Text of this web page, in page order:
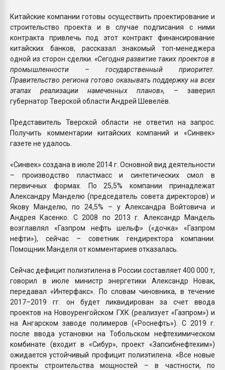
Китайские компании готовы осуществить проектирование и
строительство проекта и в случае подписания с ними
контракта привлечь под этот контракт финансирование
китайских банков, рассказал знакомый топ-менеджера
одной из сторон сделки. «Сегодня развитие таких проектов в
промышленности – государственный приоритет.
Правительство региона готово оказывать поддержку на всех
этапах реализации намеченных планов», – заверил
губернатор Тверской области Андрей Шевелёв.
Представитель Тверской области не ответил на запрос.
Получить комментарии китайских компаний и «Синвек»
газете не удалось.
«Синвек» создана в июле 2014 г. Основной вид деятельности
– производство пластмасс и синтетических смол в
первичных формах. По 25,5% компании принадлежат
Александру Манделю (председатель совета директоров) и
Якову Манделю, по 24,5% – у Александра Войтовича и
Андрея Касенко. С 2008 по 2013 г. Александр Мандель
возглавлял «Газпром нефть шельф» («дочка» «Газпром
нефти»), сейчас – советник гендиректора компании.
Помощник Манделя от комментариев отказалась.
Сейчас дефицит полиэтилена в России составляет 400 000 т,
говорил в июле министр энергетики Александр Новак,
передавал «Интерфакс». По словам чиновника, в течение
2017–2019 гг. он будет ликвидирован за счет ввода
проектов на Новоуренгойском ГХК (реализует «Газпром») и
на Ангарском заводе полимеров («Роснефть»). С 2019 г.
после ввода установки на Тобольском нефтехимическом
комбинате (входит в «Сибур», проект «Запсибнефтехим»)
ожидается устойчивый профицит полиэтилена. «Все новые
проекты строительства мощностей – в частности, по